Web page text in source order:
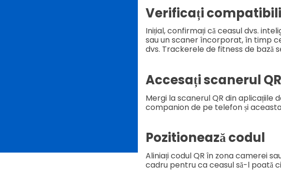
Verificați
Inițial, confirmați că ceasul dvs.
sau un scaner încorporat, în timp
dvs. Trackerele de fitness de bază
Accesați scanerul QR
Mergi la scanerul QR din aplicațiile
companion de pe telefon și
Pozitionează codul
Aliniați codul QR în zona camerei
cadru pentru ca ceasul să-l poată